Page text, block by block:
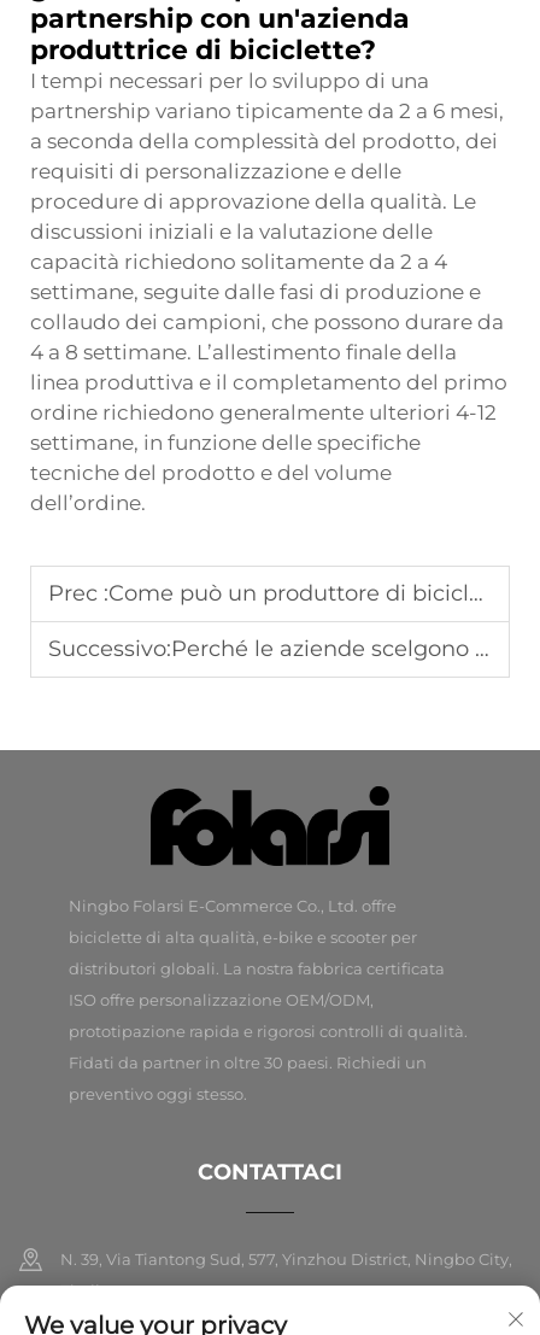
partnership con un'azienda
produttrice di biciclette?
I tempi necessari per lo sviluppo di una
partnership variano tipicamente da 2 a 6 mesi,
a seconda della complessità del prodotto, dei
requisiti di personalizzazione e delle
procedure di approvazione della qualità. Le
discussioni iniziali e la valutazione delle
capacità richiedono solitamente da 2 a 4
settimane, seguite dalle fasi di produzione e
collaudo dei campioni, che possono durare da
4 a 8 settimane. L’allestimento finale della
linea produttiva e il completamento del primo
ordine richiedono generalmente ulteriori 4-12
settimane, in funzione delle specifiche
tecniche del prodotto e del volume
dell’ordine.
Prec :Come può un produttore di biciclette OEM garantire qualità e innovazione?
Successivo:Perché le aziende scelgono di collaborare con un produttore di biciclette OEM?
Ningbo Folarsi E-Commerce Co., Ltd. offre
biciclette di alta qualità, e-bike e scooter per
distributori globali. La nostra fabbrica certificata
ISO offre personalizzazione OEM/ODM,
prototipazione rapida e rigorosi controlli di qualità.
Fidati da partner in oltre 30 paesi. Richiedi un
preventivo oggi stesso.
CONTATTACI
N. 39, Via Tiantong Sud, 577, Yinzhou District, Ningbo City,
Zhejiang
We value your privacy